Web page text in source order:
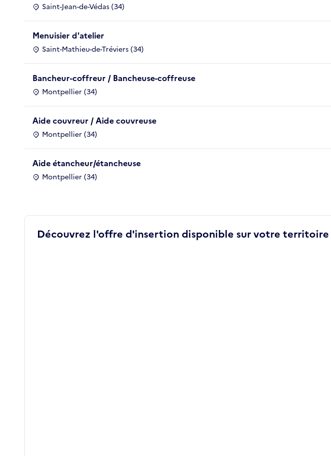
Saint-Jean-de-Védas (34)
Menuisier d'atelier
Saint-Mathieu-de-Tréviers (34)
Bancheur-coffreur / Bancheuse-coffreuse
Montpellier (34)
Aide couvreur / Aide couvreuse
Montpellier (34)
Aide étancheur/étancheuse
Montpellier (34)
Découvrez l'offre d'insertion disponible sur votre territoire